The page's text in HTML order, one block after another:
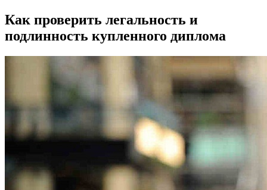
Как проверить легальность и
подлинность купленного диплома